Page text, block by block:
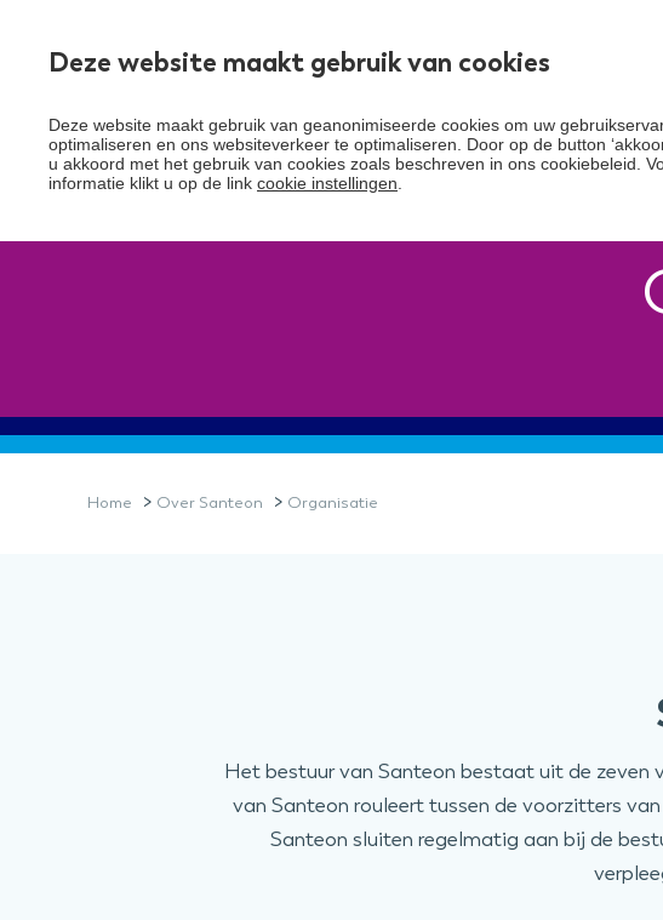
Deze website maakt gebruik van cookies
Deze website maakt gebruik van geanonimiseerde cookies om uw
optimaliseren en ons websiteverkeer te optimaliseren. Door op de button
u akkoord met het gebruik van cookies zoals beschreven in ons cookiebeleid.
informatie klikt u op de link cookie instellingen
Home > Over Santeon > Organisatie
Het bestuur van Santeon bestaat uit de zeven
van Santeon rouleert tussen de voorzitters
Santeon sluiten regelmatig aan bij de